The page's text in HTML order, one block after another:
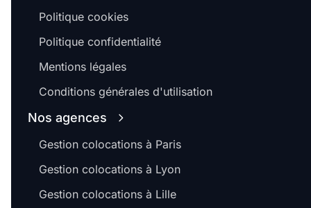
Politique cookies
Politique confidentialité
Mentions légales
Conditions générales d'utilisation
Nos agences
Gestion colocations à Paris
Gestion colocations à Lyon
Gestion colocations à Lille